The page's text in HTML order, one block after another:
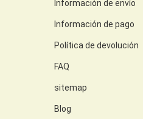
Información de envío
Información de pago
Política de devolución
FAQ
sitemap
Blog